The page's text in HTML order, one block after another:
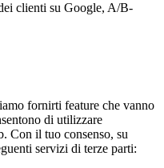
clienti su Google, A/B-
fornirti feature che vanno
di utilizzare
Con il tuo consenso, su
servizi di terze parti: